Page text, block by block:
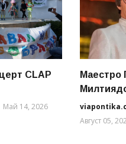
CLAP
Май 14, 2026
Маестро
Август 05,